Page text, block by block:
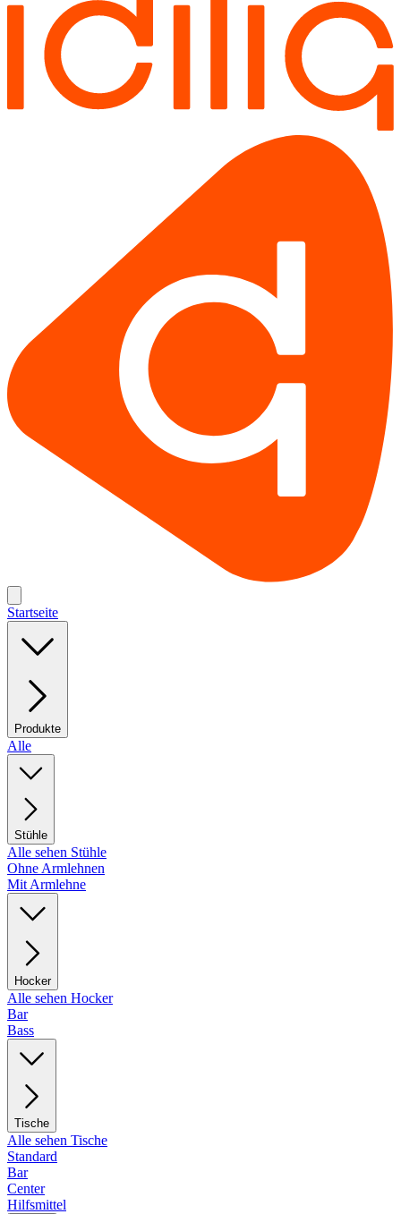
Startseite
Produkte
Alle
Stühle
Alle sehen Stühle
Ohne Armlehnen
Mit Armlehne
Hocker
Alle sehen Hocker
Bar
Bass
Tische
Alle sehen Tische
Standard
Bar
Center
Hilfsmittel